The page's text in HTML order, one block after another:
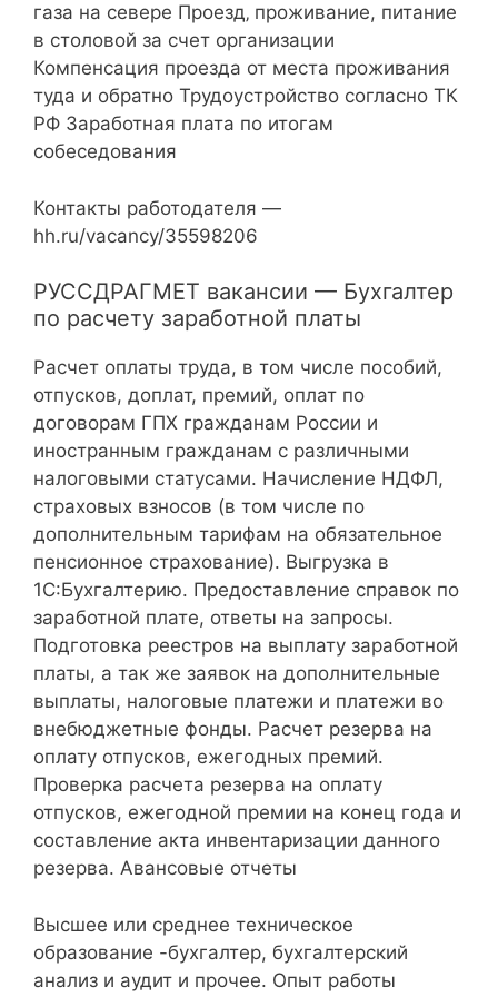
газа на севере Проезд‚ проживание, питание
в столовой за счет организации
Компенсация проезда от места проживания
туда и обратно Трудоустройство согласно ТК
РФ Заработная плата по итогам
собеседования
Контакты работодателя —
hh.ru/vacancy/35598206
РУССДРАГМЕТ вакансии — Бухгалтер
по расчету заработной платы
Расчет оплаты труда, в том числе пособий,
отпусков, доплат, премий, оплат по
договорам ГПХ гражданам России и
иностранным гражданам с различными
налоговыми статусами. Начисление НДФЛ,
страховых взносов (в том числе по
дополнительным тарифам на обязательное
пенсионное страхование). Выгрузка в
1С:Бухгалтерию. Предоставление справок по
заработной плате, ответы на запросы.
Подготовка реестров на выплату заработной
платы, а так же заявок на дополнительные
выплаты, налоговые платежи и платежи во
внебюджетные фонды. Расчет резерва на
оплату отпусков, ежегодных премий.
Проверка расчета резерва на оплату
отпусков, ежегодной премии на конец года и
составление акта инвентаризации данного
резерва. Авансовые отчеты
Высшее или среднее техническое
образование -бухгалтер, бухгалтерский
анализ и аудит и прочее. Опыт работы